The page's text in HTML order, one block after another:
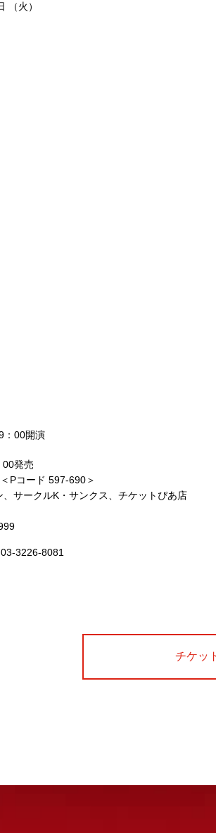
（火）
：00開演
発売
Pコード 597-690＞
、サークルK・サンクス、チケットぴあ店
3226-8081
チケッ
角
お問
タテインメントの中心である東京・大阪
ンタテインナーが続々と輩出され、文化の
・ご感想（※）
お問い合わせ・ご意見・ご感想は各イベ
控えさせていただく場合もございます。